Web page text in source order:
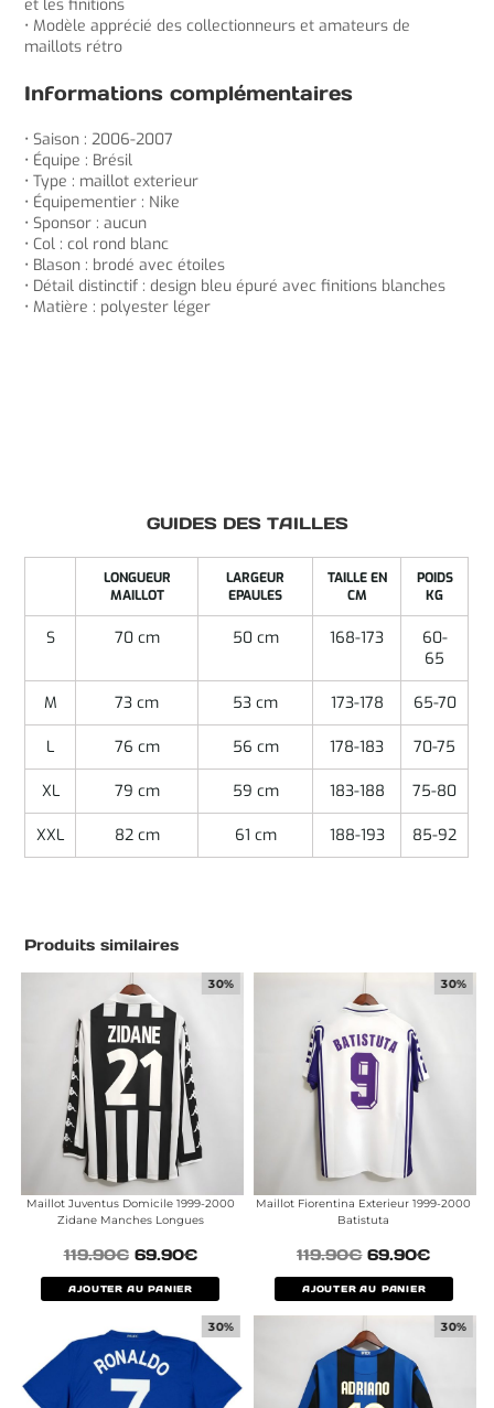
et les finitions
• Modèle apprécié des collectionneurs et amateurs de
maillots rétro
Informations complémentaires
• Saison : 2006-2007
• Équipe : Brésil
• Type : maillot exterieur
• Équipementier : Nike
• Sponsor : aucun
• Col : col rond blanc
• Blason : brodé avec étoiles
• Détail distinctif : design bleu épuré avec finitions blanches
• Matière : polyester léger
GUIDES DES TAILLES
LONGUEUR
MAILLOT
LARGEUR
EPAULES
TAILLE EN
CM
POIDS
KG
S 70 cm 50 cm 168-173
60-
65
M 73 cm 53 cm 173-178 65-70
L 76 cm 56 cm 178-183 70-75
XL 79 cm 59 cm 183-188 75-80
XXL 82 cm 61 cm 188-193 85-92
Produits similaires
30%
Maillot Juventus Domicile 1999-2000
Zidane Manches Longues
119.90€ 69.90€
AJOUTER AU PANIER
30%
Maillot Fiorentina Exterieur 1999-2000
Batistuta
119.90€ 69.90€
AJOUTER AU PANIER
30% 30%